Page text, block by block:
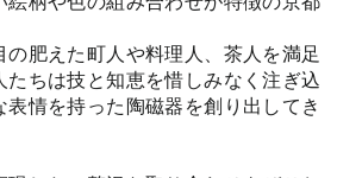
の肥えた町人や料理人、茶人を満足
たちは技と知恵を惜しみなく注ぎ込
表情を持った陶磁器を創り出してき